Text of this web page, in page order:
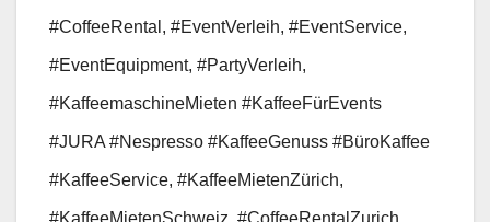
#CoffeeRental, #EventVerleih, #EventService,
#EventEquipment, #PartyVerleih,
#KaffeemaschineMieten #KaffeeFürEvents
#JURA #Nespresso #KaffeeGenuss #BüroKaffee
#KaffeeService, #KaffeeMietenZürich,